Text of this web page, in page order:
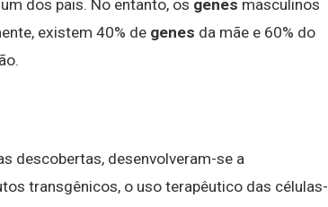
dos pais. No entanto, os genes masculinos
existem 40% de genes da mãe e 60% do
descobertas, desenvolveram-se a
transgênicos, o uso terapêutico das células-